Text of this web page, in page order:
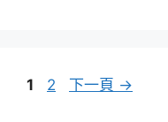
頁
1
頁
2 下一頁 →